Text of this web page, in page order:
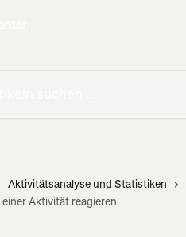
Aktivitätsanalyse und Statistiken
Aktivität reagieren